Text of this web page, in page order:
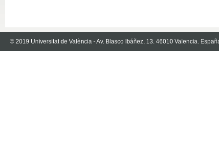
© 2019 Universitat de València - Av. Blasco Ibáñez, 13. 46010 Valencia.